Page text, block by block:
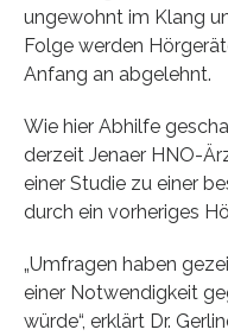
ungewohnt im Klang
Folge werden
Anfang an abgelehnt.
Wie hier Abhilfe
derzeit Jenaer HNO-
einer Studie zu einer
durch ein vorheriges
„Umfragen haben
einer Notwendigkeit
würde“, erklärt Dr.